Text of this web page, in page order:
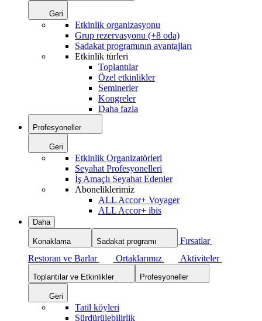
Geri
Etkinlik organizasyonu
Grup rezervasyonu (+8 oda)
Sadakat programının avantajları
Etkinlik türleri
Toplantılar
Özel etkinlikler
Seminerler
Kongreler
Daha fazla
Profesyoneller
Geri
Etkinlik Organizatörleri
Seyahat Profesyonelleri
İş Amaçlı Seyahat Edenler
Aboneliklerimiz
ALL Accor+ Voyager
ALL Accor+ ibis
Daha
Konaklama Sadakat programı
Fırsatlar
Restoran ve Barlar
Ortaklarımız Aktiviteler
Toplantılar ve Etkinlikler Profesyoneller
Geri
Tatil köyleri
Sürdürülebilirlik